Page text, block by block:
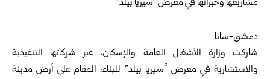
دمشق-سانا
شاركت وزارة الأشغال العامة والإسكان، عبر شركاتها التنفيذية
والاستشارية في معرض “سيريا بيلد” للبناء، المقام على أرض مدينة